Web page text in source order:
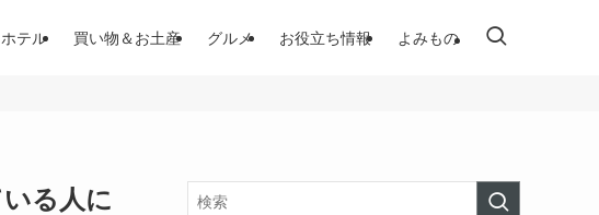
ホテル 買い物＆お土産 グルメ お役立ち情報 よみもの
る人に